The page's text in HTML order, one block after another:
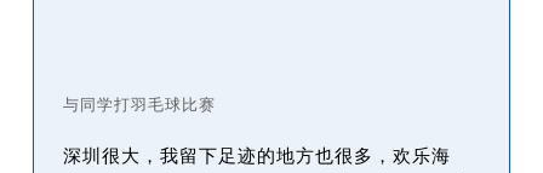
与同学打羽毛球比赛
深圳很大，我留下足迹的地方也很多，欢乐海